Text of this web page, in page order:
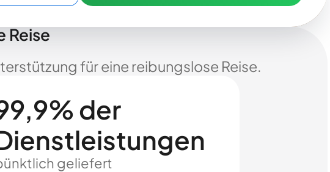
Reise
für eine reibungslose Reise.
der
geliefert